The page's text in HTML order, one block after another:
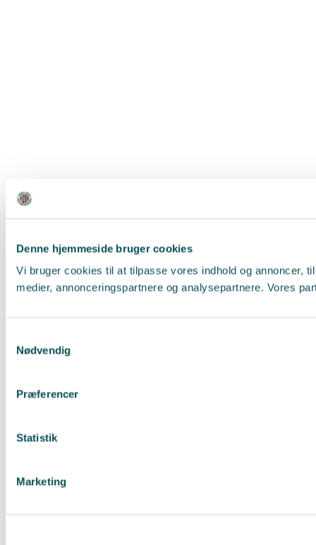
Denne hjemmeside bruger cookies
Vi bruger cookies til at tilpasse vores indhold og annoncer,
medier, annonceringspartnere og analysepartnere. Vores
Nødvendig
Præferencer
Statistik
Marketing